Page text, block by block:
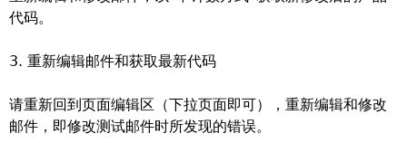
代码。
3. 重新编辑邮件和获取最新代码
请重新回到页面编辑区（下拉页面即可），重新编辑和修改
邮件，即修改测试邮件时所发现的错误。